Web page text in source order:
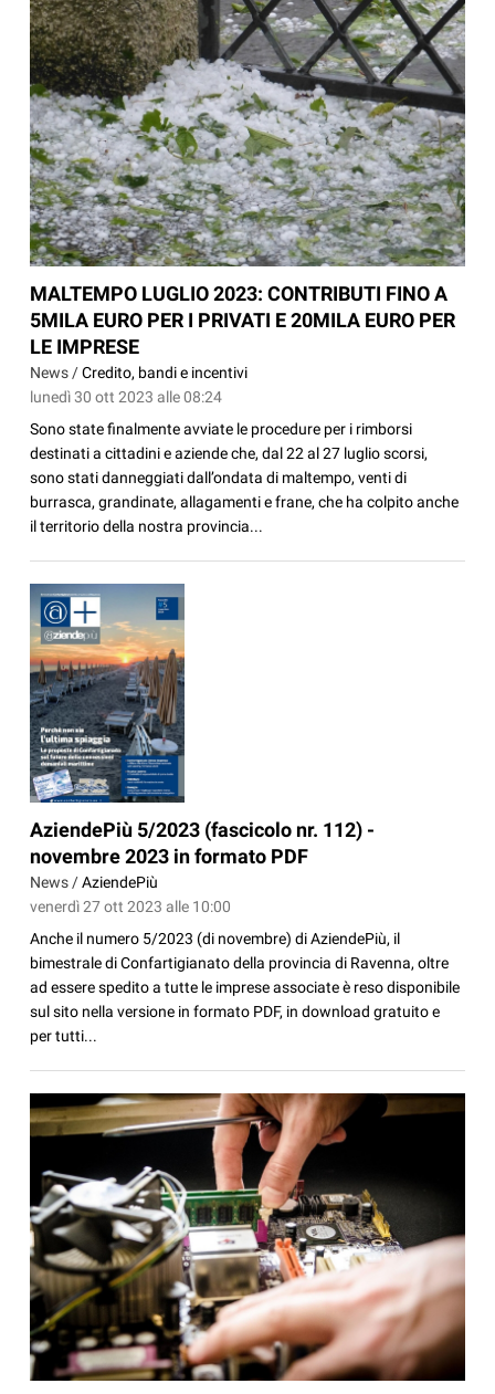
MALTEMPO LUGLIO 2023: CONTRIBUTI FINO A
5MILA EURO PER I PRIVATI E 20MILA EURO PER
LE IMPRESE
News /Credito, bandi e incentivi
lunedì 30 ott 2023 alle 08:24
Sono state finalmente avviate le procedure per i rimborsi
destinati a cittadini e aziende che, dal 22 al 27 luglio scorsi,
sono stati danneggiati dall’ondata di maltempo, venti di
burrasca, grandinate, allagamenti e frane, che ha colpito anche
il territorio della nostra provincia...
AziendePiù 5/2023 (fascicolo nr. 112) -
novembre 2023 in formato PDF
News /AziendePiù
venerdì 27 ott 2023 alle 10:00
Anche il numero 5/2023 (di novembre) di AziendePiù, il
bimestrale di Confartigianato della provincia di Ravenna, oltre
ad essere spedito a tutte le imprese associate è reso disponibile
sul sito nella versione in formato PDF, in download gratuito e
per tutti...